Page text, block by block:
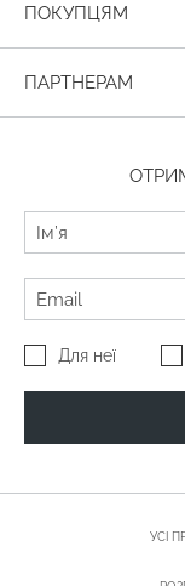
ПОКУПЦЯМ
ПАРТНЕРАМ
Для неї
УСІ